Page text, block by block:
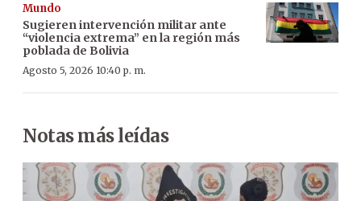
Mundo
Sugieren intervención militar ante
“violencia extrema” en la región más
poblada de Bolivia
Agosto 5, 2026 10:40 p. m.
Notas más leídas